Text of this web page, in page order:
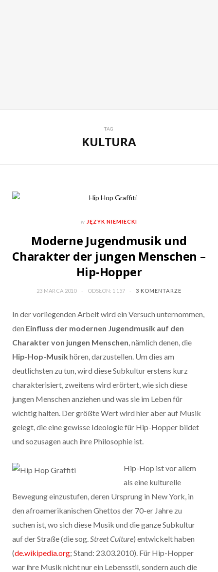
TAG
KULTURA
w JĘZYK NIEMIECKI
Moderne Jugendmusik und
Charakter der jungen Menschen –
Hip-Hopper
23 MARCA 2010 ODSŁON: 1 157 3 KOMENTARZE
In der vorliegenden Arbeit wird ein Versuch unternommen,
den Einfluss der modernen Jugendmusik auf den
Charakter von jungen Menschen, nämlich denen, die
Hip-Hop-Musik hören, darzustellen. Um dies am
deutlichsten zu tun, wird diese Subkultur erstens kurz
charakterisiert, zweitens wird erörtert, wie sich diese
jungen Menschen anziehen und was sie im Leben für
wichtig halten. Der größte Wert wird hier aber auf Musik
gelegt, die eine gewisse Ideologie für Hip-Hopper bildet
und sozusagen auch ihre Philosophie ist.
Hip-Hop ist vor allem
als eine kulturelle
Bewegung einzustufen, deren Ursprung in New York, in
den afroamerikanischen Ghettos der 70-er Jahre zu
suchen ist, wo sich diese Musik und die ganze Subkultur
auf der Straße (die sog.Street Culture) entwickelt haben
(de.wikipedia.org; Stand: 23.03.2010). Für Hip-Hopper
war ihre Musik nicht nur ein Lebensstil, sondern auch die